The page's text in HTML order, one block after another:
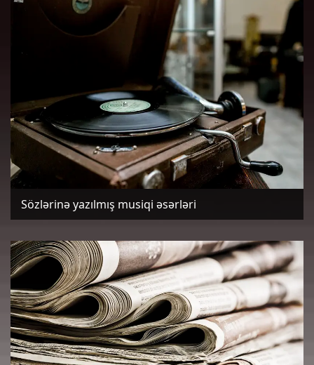
Sözlərinə yazılmış musiqi əsərləri